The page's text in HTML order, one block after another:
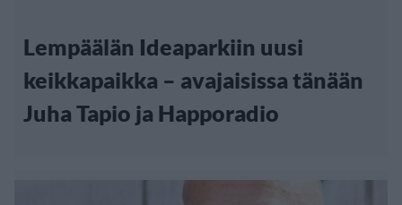
Lempäälän Ideaparkiin uusi
keikkapaikka – avajaisissa tänään
Juha Tapio ja Happoradio